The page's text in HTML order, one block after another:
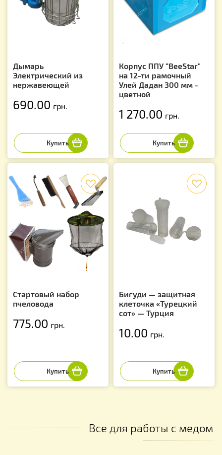
Дымарь
Электрический из
нержавеющей
690.00 грн.
Корпус ППУ “BeeStar"
на 12-ти рамочный
Улей Дадан 300 мм -
цветной
1 270.00 грн.
f
Стартовый набор
пчеловода
775.00 грн.
Бигуди — защитная
клеточка «Турецкий
сот» — Турция
10.00 грн.
Все для работы с медом